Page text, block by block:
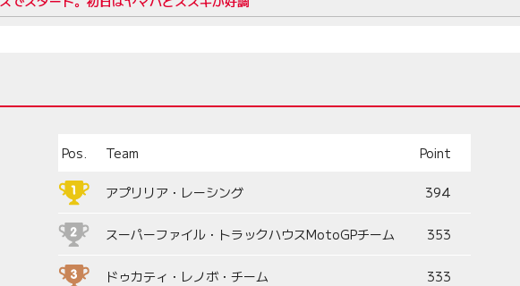
Pos. Team Point
アプリリア・レーシング 394
スーパーファイル・トラックハウスMotoGPチーム 353
ドゥカティ・レノボ・チーム 333